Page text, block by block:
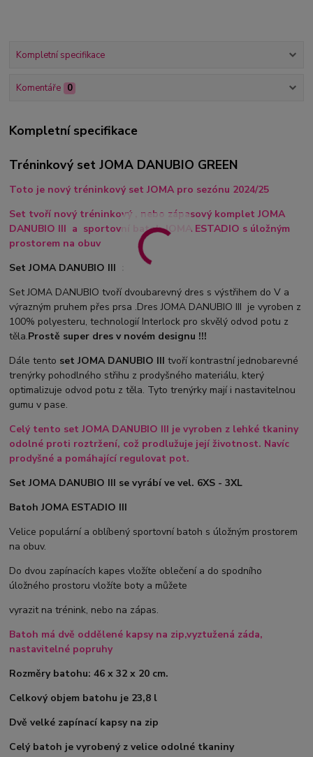
Kompletní specifikace
Komentáře 0
Kompletní specifikace
Tréninkový set JOMA DANUBIO GREEN
Toto je nový tréninkový set JOMA pro sezónu 2024/25
Set tvoří nový tréninkový , nebo zápasový komplet JOMA
DANUBIO III a sportovní batoh JOMA ESTADIO s úložným
prostorem na obuv
Set JOMA DANUBIO III :
Set JOMA DANUBIO tvoří dvoubarevný dres s výstřihem do V a
výrazným pruhem přes prsa .Dres JOMA DANUBIO III je vyroben z
100% polyesteru, technologií Interlock pro skvělý odvod potu z
těla.Prostě super dres v novém designu !!!
Dále tento set JOMA DANUBIO III tvoří kontrastní jednobarevné
trenýrky pohodlného střihu z prodyšného materiálu, který
optimalizuje odvod potu z těla. Tyto trenýrky mají i nastavitelnou
gumu v pase.
Celý tento set JOMA DANUBIO III je vyroben z lehké tkaniny
odolné proti roztržení, což prodlužuje její životnost. Navíc
prodyšné a pomáhající regulovat pot.
Set JOMA DANUBIO III se vyrábí ve vel. 6XS - 3XL
Batoh JOMA ESTADIO III
Velice populární a oblíbený sportovní batoh s úložným prostorem
na obuv.
Do dvou zapínacích kapes vložíte oblečení a do spodního
úložného prostoru vložíte boty a můžete
vyrazit na trénink, nebo na zápas.
Batoh má dvě oddělené kapsy na zip,vyztužená záda,
nastavitelné popruhy
Rozměry batohu: 46 x 32 x 20 cm.
Celkový objem batohu je 23,8 l
Dvě velké zapínací kapsy na zip
Celý batoh je vyrobený z velice odolné tkaniny